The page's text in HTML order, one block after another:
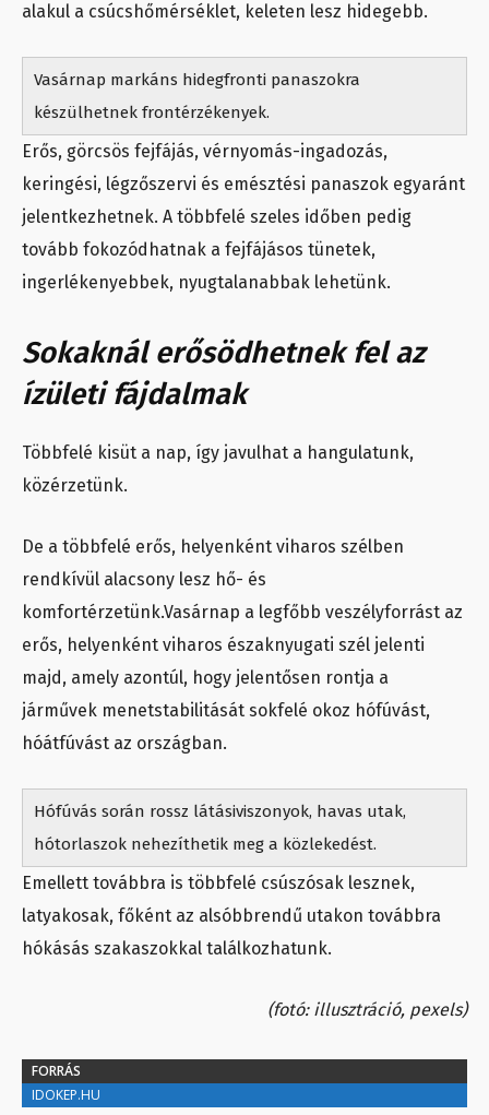
alakul a csúcshőmérséklet, keleten lesz hidegebb.
Vasárnap markáns hidegfronti panaszokra
készülhetnek frontérzékenyek.
Erős, görcsös fejfájás, vérnyomás-ingadozás,
keringési, légzőszervi és emésztési panaszok egyaránt
jelentkezhetnek. A többfelé szeles időben pedig
tovább fokozódhatnak a fejfájásos tünetek,
ingerlékenyebbek, nyugtalanabbak lehetünk.
Sokaknál erősödhetnek fel az
ízületi fájdalmak
Többfelé kisüt a nap, így javulhat a hangulatunk,
közérzetünk.
De a többfelé erős, helyenként viharos szélben
rendkívül alacsony lesz hő- és
komfortérzetünk.Vasárnap a legfőbb veszélyforrást az
erős, helyenként viharos északnyugati szél jelenti
majd, amely azontúl, hogy jelentősen rontja a
járművek menetstabilitását sokfelé okoz hófúvást,
hóátfúvást az országban.
Hófúvás során rossz látásiviszonyok, havas utak,
hótorlaszok nehezíthetik meg a közlekedést.
Emellett továbbra is többfelé csúszósak lesznek,
latyakosak, főként az alsóbbrendű utakon továbbra
hókásás szakaszokkal találkozhatunk.
(fotó: illusztráció, pexels)
FORRÁS
IDOKEP.HU